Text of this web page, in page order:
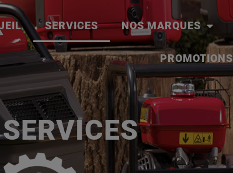
SERVICES NOS MARQUES
PROMOTIONS